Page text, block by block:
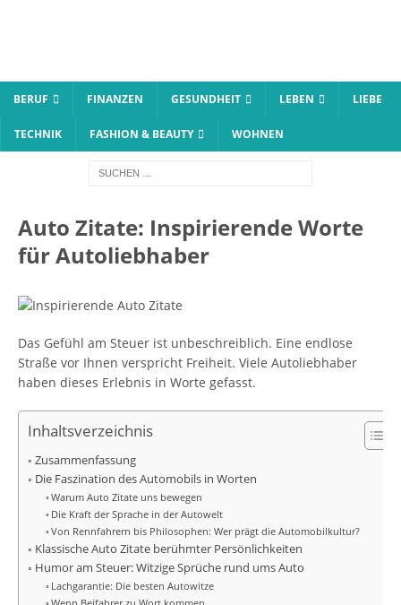
BERUF FINANZEN GESUNDHEIT LEBEN LIEBE
TECHNIK FASHION & BEAUTY WOHNEN
Auto Zitate: Inspirierende Worte
für Autoliebhaber
Das Gefühl am Steuer ist unbeschreiblich. Eine endlose
Straße vor Ihnen verspricht Freiheit. Viele Autoliebhaber
haben dieses Erlebnis in Worte gefasst.
Inhaltsverzeichnis
Zusammenfassung
Die Faszination des Automobils in Worten
Warum Auto Zitate uns bewegen
Die Kraft der Sprache in der Autowelt
Von Rennfahrern bis Philosophen: Wer prägt die Automobilkultur?
Klassische Auto Zitate berühmter Persönlichkeiten
Humor am Steuer: Witzige Sprüche rund ums Auto
Lachgarantie: Die besten Autowitze